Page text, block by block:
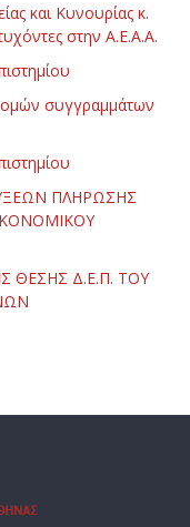
και Κυνουρίας κ.
στην Α.Ε.Α.Α.
συγγραμμάτων
ΠΛΗΡΩΣΗΣ
ΘΕΣΗΣ Δ.Ε.Π. ΤΟΥ